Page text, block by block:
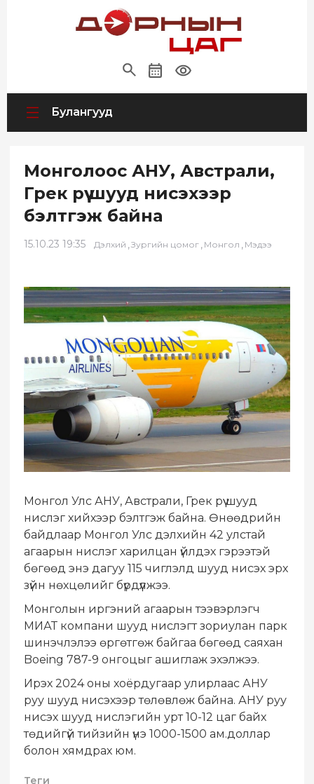
Булангууд
Монголоос АНУ, Австрали,
Грек рүү шууд нисэхээр
бэлтгэж байна
15.10.23 19:35 Дэлхий , Зургийн цомог , Монгол , Мэдээ
Монгол Улс АНУ, Австрали, Грек рүү шууд
нислэг хийхээр бэлтгэж байна. Өнөөдрийн
байдлаар Монгол Улс дэлхийн 42 улстай
агаарын нислэг харилцан үйлдэх гэрээтэй
бөгөөд энэ дагуу 115 чиглэлд шууд нисэх эрх
зүйн нөхцөлийг бүрдүүлжээ.
Монголын иргэний агаарын тээвэрлэгч
МИАТ компани шууд нислэгт зориулан парк
шинэчлэлээ өргөтгөж байгаа бөгөөд саяхан
Boeing 787-9 онгоцыг ашиглаж эхэлжээ.
Ирэх 2024 оны хоёрдугаар улирлаас АНУ
руу шууд нисэхээр төлөвлөж байна. АНУ руу
нисэх шууд нислэгийн урт 10-12 цаг байх
төдийгүй тийзийн үнэ 1000-1500 ам.доллар
болон хямдрах юм.
Теги